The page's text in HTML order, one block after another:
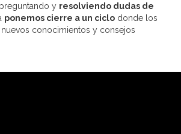
y resolviendo dudas de
ponemos cierre a un ciclo donde los
conocimientos y consejos